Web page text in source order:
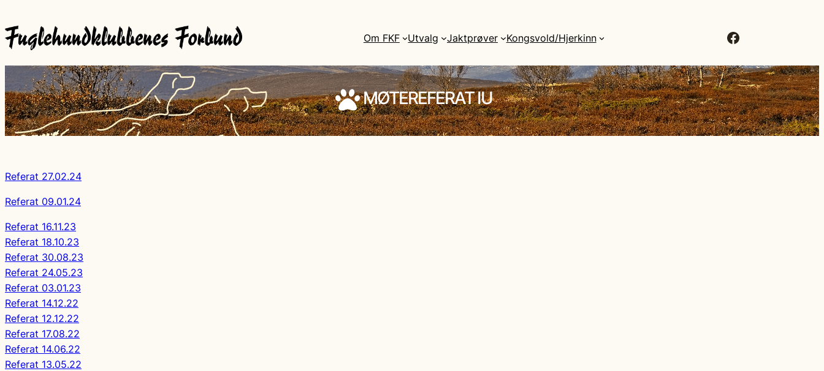
Om FKF Utvalg Jaktprøver Kongsvold/Hjerkinn Facebook
MØTEREFERAT IU
Referat 27.02.24
Referat 09.01.24
Referat 16.11.23
Referat 18.10.23
Referat 30.08.23
Referat 24.05.23
Referat 03.01.23
Referat 14.12.22
Referat 12.12.22
Referat 17.08.22
Referat 14.06.22
Referat 13.05.22